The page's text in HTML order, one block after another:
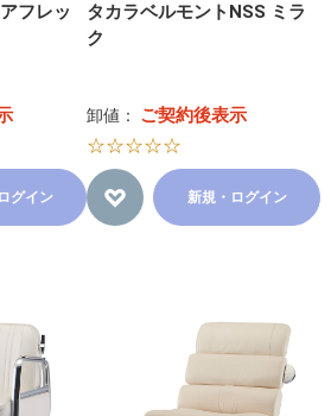
フレッ
グイン
タカラベルモントNSS ミラ
ク
卸値： ご契約後表示
☆☆☆☆☆
新規・ログイン